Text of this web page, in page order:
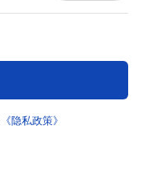
《隐私政策》